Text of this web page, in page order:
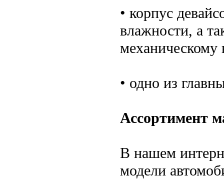
• корпус
влажности, а
механическому
• одно из
Ассортимент
В нашем
модели